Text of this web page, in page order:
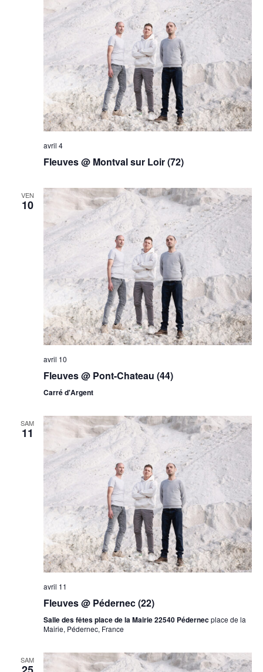
avril 4
Fleuves @ Montval sur Loir (72)
VEN
10
avril 10
Fleuves @ Pont-Chateau (44)
Carré d'Argent
SAM
11
avril 11
Fleuves @ Pédernec (22)
Salle des fêtes place de la Mairie 22540 Pédernecplace de la
Mairie, Pédernec, France
SAM